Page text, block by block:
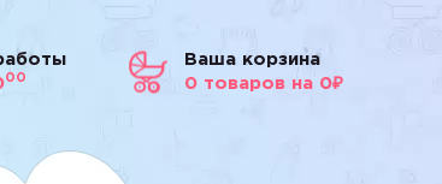
00
Ваша корзина
0 товаров на 0₽